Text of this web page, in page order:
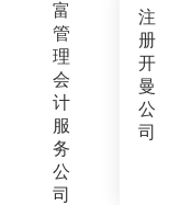
富
管
理
会
计
服
务
公
司
注
册
开
曼
公
司